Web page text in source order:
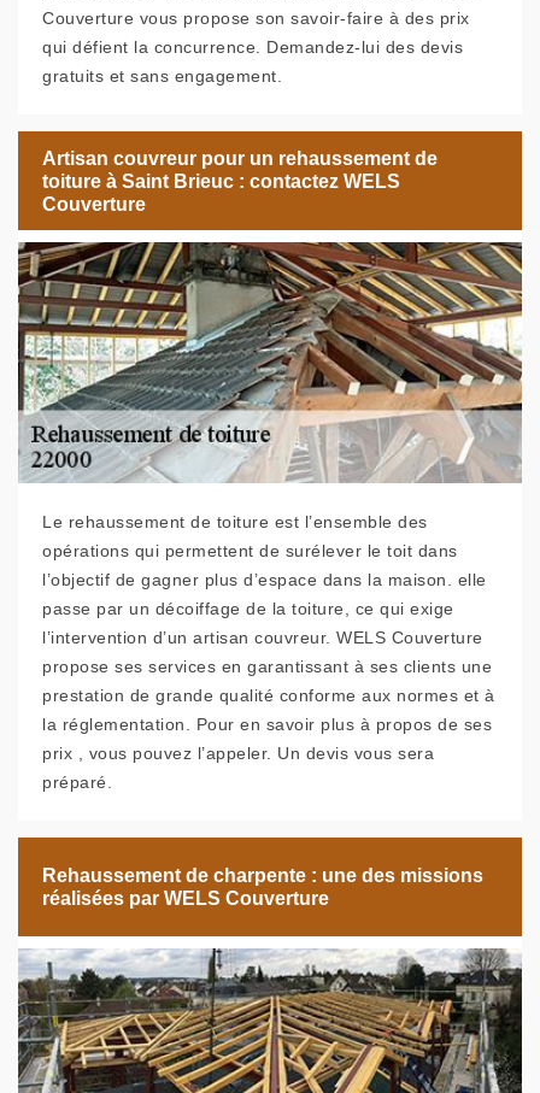
Couverture vous propose son savoir-faire à des prix
qui défient la concurrence. Demandez-lui des devis
gratuits et sans engagement.
Artisan couvreur pour un rehaussement de
toiture à Saint Brieuc : contactez WELS
Couverture
Le rehaussement de toiture est l’ensemble des
opérations qui permettent de surélever le toit dans
l’objectif de gagner plus d’espace dans la maison. elle
passe par un décoiffage de la toiture, ce qui exige
l’intervention d’un artisan couvreur. WELS Couverture
propose ses services en garantissant à ses clients une
prestation de grande qualité conforme aux normes et à
la réglementation. Pour en savoir plus à propos de ses
prix , vous pouvez l’appeler. Un devis vous sera
préparé.
Rehaussement de charpente : une des missions
réalisées par WELS Couverture